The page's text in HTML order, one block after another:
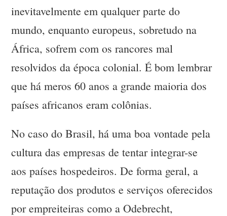
inevitavelmente em qualquer parte do
mundo, enquanto europeus, sobretudo na
África, sofrem com os rancores mal
resolvidos da época colonial. É bom lembrar
que há meros 60 anos a grande maioria dos
países africanos eram colônias.
No caso do Brasil, há uma boa vontade pela
cultura das empresas de tentar integrar-se
aos países hospedeiros. De forma geral, a
reputação dos produtos e serviços oferecidos
por empreiteiras como a Odebrecht,